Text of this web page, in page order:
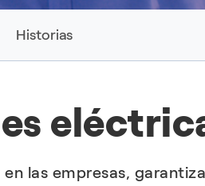
Historias
las empresas,